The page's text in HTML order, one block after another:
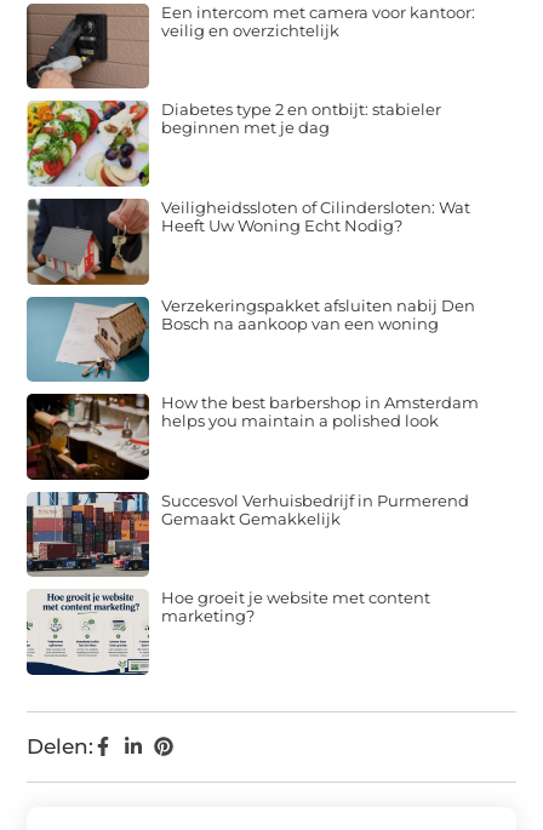
Delen:
Een intercom met camera voor kantoor:
veilig en overzichtelijk
Diabetes type 2 en ontbijt: stabieler
beginnen met je dag
Veiligheidssloten of Cilindersloten: Wat
Heeft Uw Woning Echt Nodig?
Verzekeringspakket afsluiten nabij Den
Bosch na aankoop van een woning
How the best barbershop in Amsterdam
helps you maintain a polished look
Succesvol Verhuisbedrijf in Purmerend
Gemaakt Gemakkelijk
Hoe groeit je website met content
marketing?